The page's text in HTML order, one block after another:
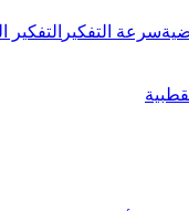
سرعة التفكير